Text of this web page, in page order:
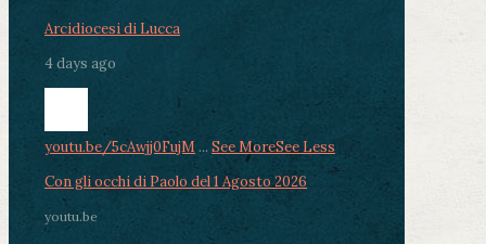
Arcidiocesi di Lucca
4 days ago
youtu.be/5cAwjj0FujM ... See MoreSee Less
Con gli occhi di Paolo del 1 Agosto 2026
youtu.be